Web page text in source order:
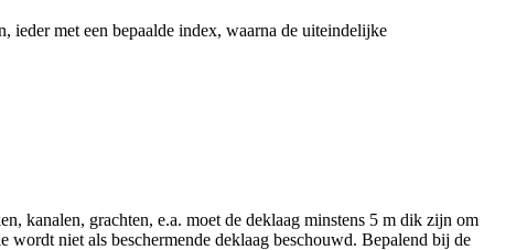
ieder met een bepaalde index, waarna de uiteindelijke
kanalen, grachten, e.a. moet de deklaag minstens 5 m dik zijn om
wordt niet als beschermende deklaag beschouwd. Bepalend bij de